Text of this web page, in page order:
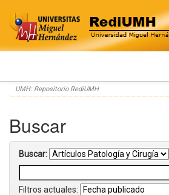
Skip
navigation
UMH: Repositorio RediUMH
Buscar
Buscar:
Filtros actuales: